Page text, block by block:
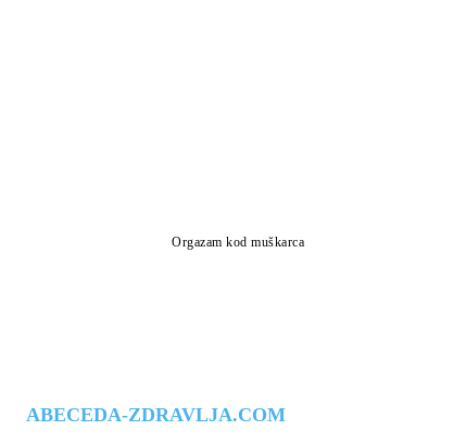
Orgazam kod muškarca
ABECEDA-ZDRAVLJA.COM